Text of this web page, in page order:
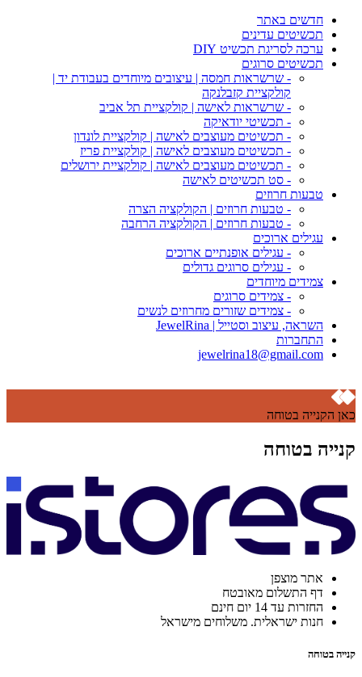
חדשים באתר
תכשיטים עדינים
ערכה לסריגת תכשיט DIY
תכשיטים סרוגים
- שרשראות חמסה | עיצובים מיוחדים בעבודת יד |
קולקציית קזבלנקה
- שרשראות לאישה | קולקציית תל אביב
- תכשיטי יודאיקה
- תכשיטים מעוצבים לאישה | קולקציית לונדון
- תכשיטים מעוצבים לאישה | קולקציית פריז
- תכשיטים מעוצבים לאישה | קולקציית ירושלים
- סט תכשיטים לאישה
טבעות חרוזים
- טבעות חרוזים | הקולקציה הצרה
- טבעות חרוזים | הקולקציה הרחבה
עגילים ארוכים
- עגילים אופנתיים ארוכים
- עגילים סרוגים גדולים
צמידים מיוחדים
- צמידים סרוגים
- צמידים שזורים מחרוזים לנשים
השראה, עיצוב וסטייל | JewelRina
התחברות
jewelrina18@gmail.com
כאן הקנייה בטוחה
קנייה בטוחה
אתר מוצפן
דף התשלום מאובטח
החזרות עד 14 יום חינם
חנות ישראלית. משלוחים מישראל
קנייה בטוחה